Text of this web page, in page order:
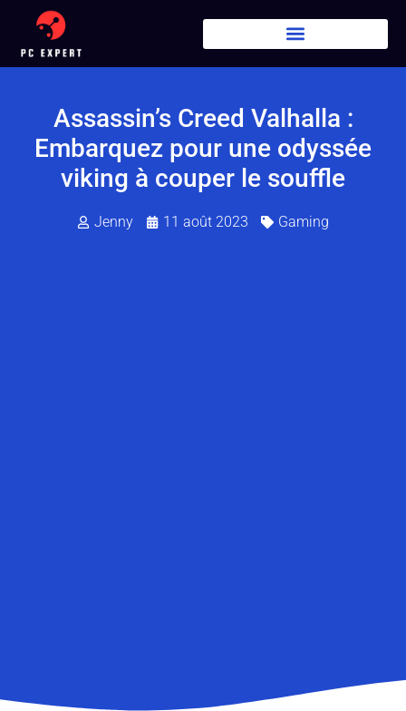
Assassin’s Creed Valhalla :
Embarquez pour une odyssée
viking à couper le souffle
Jenny 11 août 2023 Gaming